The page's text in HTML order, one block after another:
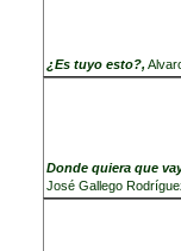
¿Es tuyo esto?,
Donde quiera que
José Gallego